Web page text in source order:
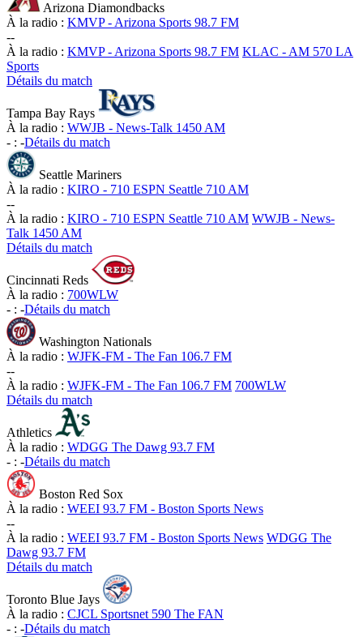
Arizona Diamondbacks
À la radio : KMVP - Arizona Sports 98.7 FM
--
À la radio : KMVP - Arizona Sports 98.7 FM KLAC - AM 570 LA
Sports
Détails du match
Tampa Bay Rays
À la radio : WWJB - News-Talk 1450 AM
- : -Détails du match
Seattle Mariners
À la radio : KIRO - 710 ESPN Seattle 710 AM
--
À la radio : KIRO - 710 ESPN Seattle 710 AM WWJB - News-
Talk 1450 AM
Détails du match
Cincinnati Reds
À la radio : 700WLW
- : -Détails du match
Washington Nationals
À la radio : WJFK-FM - The Fan 106.7 FM
--
À la radio : WJFK-FM - The Fan 106.7 FM 700WLW
Détails du match
Athletics
À la radio : WDGG The Dawg 93.7 FM
- : -Détails du match
Boston Red Sox
À la radio : WEEI 93.7 FM - Boston Sports News
--
À la radio : WEEI 93.7 FM - Boston Sports News WDGG The
Dawg 93.7 FM
Détails du match
Toronto Blue Jays
À la radio : CJCL Sportsnet 590 The FAN
- : -Détails du match